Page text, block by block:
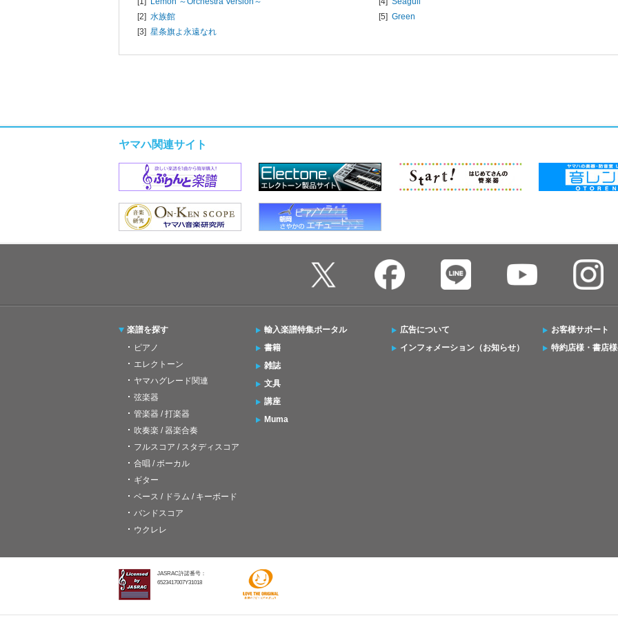
[2] 水族館
[3] 星条旗よ永遠なれ
[5] Green
ヤマハ関連サイト
楽譜を探す
ピアノ
エレクトーン
ヤマハグレード関連
弦楽器
管楽器 / 打楽器
吹奏楽 / 器楽合奏
フルスコア / スタディスコア
合唱 / ボーカル
ギター
ベース / ドラム / キーボード
バンドスコア
ウクレレ
輸入楽譜特集ポータル
書籍
雑誌
文具
講座
Muma
広告について
インフォメーション（お知らせ）
お客様サポート
特約店様・書店
JASRAC許諾番号：
6523417007Y31018